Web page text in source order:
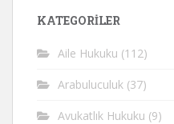
KATEGORİLER
Aile Hukuku (112)
Arabuluculuk (37)
Avukatlık Hukuku (9)